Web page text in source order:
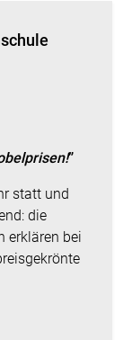
”
statt und
die
erklären bei